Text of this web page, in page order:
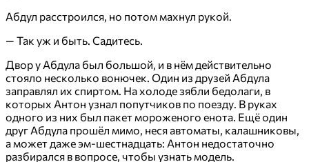
Абдул расстроился, но потом махнул рукой.
— Так уж и быть. Садитесь.
Двор у Абдула был большой, и в нём действительно
стояло несколько вонючек. Один из друзей Абдула
заправлял их спиртом. На холоде зябли бедолаги, в
которых Антон узнал попутчиков по поезду. В руках
одного из них был пакет мороженого енота. Ещё один
друг Абдула прошёл мимо, неся автоматы, калашниковы,
а может даже эм-шестнадцать: Антон недостаточно
разбирался в вопросе, чтобы узнать модель.